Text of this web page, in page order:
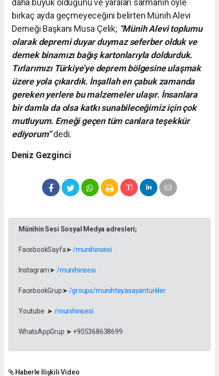
daha büyük olduğunu ve yaraları sarmanın öyle
birkaç ayda geçmeyeceğini belirten Münih Alevi
Derneği Başkanı Musa Çelik; “Münih Alevi toplumu
olarak depremi duyar duymaz seferber olduk ve
dernek binamızı bağış kartonlarıyla doldurduk.
Tırlarımızı Türkiye’ye deprem bölgesine ulaşmak
üzere yola çıkardık. İnşallah en çabuk zamanda
gereken yerlere bu malzemeler ulaşır. İnsanlara
bir damla da olsa katkı sunabileceğimiz için çok
mutluyum. Emeği geçen tüm canlara teşekkür
ediyorum”dedi.
Deniz Gezginci
Münihin Sesi Sosyal Medya adresleri;
FacebookSayfa➤/munihinsesi
Instagram➤ /munihinsesi
FacebookGrup➤/groups/munihteyasayanturkler
Youtube ➤ /munihinsesi
WhatsAppGrup ➤ +905368638699
Haberle İlişkili Video